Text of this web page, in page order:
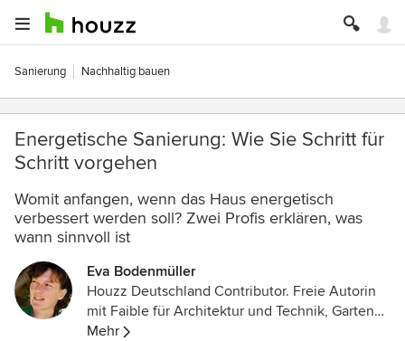
Sanierung Nachhaltig bauen
Energetische Sanierung: Wie Sie Schritt für
Schritt vorgehen
Womit anfangen, wenn das Haus energetisch
verbessert werden soll? Zwei Profis erklären, was
wann sinnvoll ist
Eva Bodenmüller
Houzz Deutschland Contributor. Freie Autorin
mit Faible für Architektur und Technik, Garten
und Kulinarik
Mehr